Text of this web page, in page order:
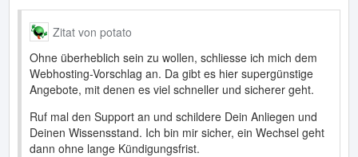
Zitat von potato
Ohne überheblich sein zu wollen, schliesse ich mich dem
Webhosting-Vorschlag an. Da gibt es hier supergünstige
Angebote, mit denen es viel schneller und sicherer geht.
Ruf mal den Support an und schildere Dein Anliegen und
Deinen Wissensstand. Ich bin mir sicher, ein Wechsel geht
dann ohne lange Kündigungsfrist.